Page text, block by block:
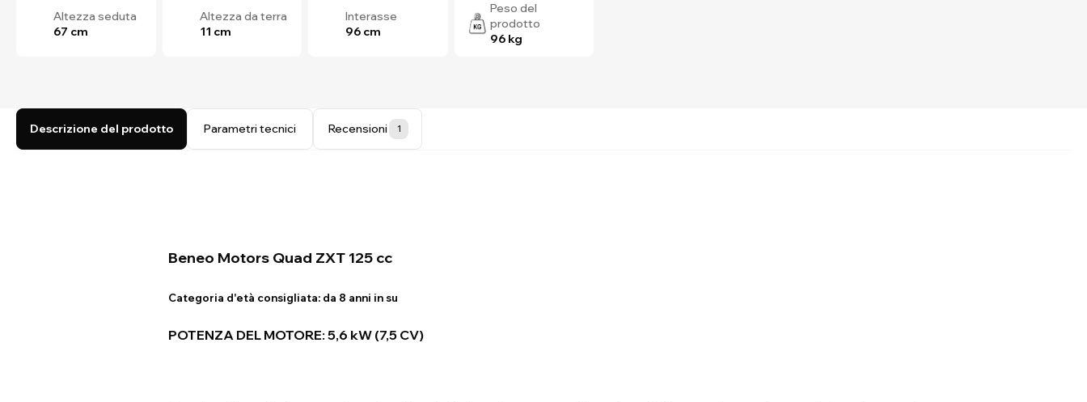
Altezza seduta
67 cm
Altezza da terra
11 cm
Interasse
96 cm
Peso del
prodotto
96 kg
Descrizione del prodotto Parametri tecnici Recensioni 1
Beneo Motors Quad ZXT 125 cc
Categoria d'età consigliata: da 8 anni in su
POTENZA DEL MOTORE: 5,6 kW (7,5 CV)